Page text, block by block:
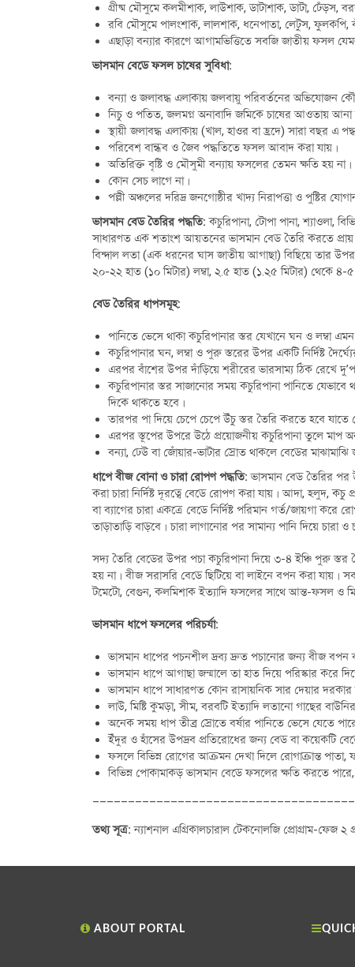
গ্রীষ্ম মৌসুমে কলমীশাক, লাউশাক, ডাটাশাক, ডাটা, ঢেঁড়স,
রবি মৌসুমে পালংশাক, লালশাক, ধনেপাতা, লেটুস, ফুলকপি,
এছাড়া বন্যার কারণে আগামভিত্তিতে সবজি জাতীয় ফসল
ভাসমান বেডে ফসল চাষের সুবিধা:
বন্যা ও জলাবদ্ধ এলাকায় জলবায়ু পরিবর্তনের অভিযোজন
নিচু ও পতিত, জলমগ্ন অনাবাদি জমিকে চাষের আওতায় আনা
স্থায়ী জলাবদ্ধ এলাকায় (খাল, হাওর বা হ্রদে) সারা বছর এ
পরিবেশ বান্ধব ও জৈব পদ্ধতিতে ফসল আবাদ করা যায়।
অতিরিক্ত বৃষ্টি ও মৌসুমী বন্যায় ফসলের তেমন ক্ষতি হয় না।
কোন সেচ লাগে না।
পল্লী অঞ্চলের দরিদ্র জনগোষ্ঠীর খাদ্য নিরাপত্তা ও পুষ্টির
ভাসমান বেড তৈরির পদ্ধতি:কচুরিপানা, টোপা পানা, শ্যাওলা,
সাধারণত এক শতাংশ আয়তনের ভাসমান বেড তৈরি করতে
বিন্দাল লতা (এক ধরনের ঘাস জাতীয় আগাছা) বিছিয়ে তার
২০-২২ হাত (১০ মিটার) লম্বা, ২.৫ হাত (১.২৫ মিটার) থেকে ৪-
বেড তৈরির ধাপসমূহ:
পানিতে ভেসে থাকা কচুরিপানার স্তর যেখানে ঘন ও লম্বা
কচুরিপানার ঘন, লম্বা ও পুরু স্তরের উপর একটি নির্দিষ্ট
এরপর বাঁশের উপর দাঁড়িয়ে শরীরের ভারসাম্য ঠিক রেখে
কচুরিপানার স্তর সাজানোর সময় কচুরিপানা পানিতে
দিকে থাকতে হবে।
তারপর পা দিয়ে চেপে চেপে উঁচু স্তর তৈরি করতে হবে যাতে
এরপর স্তূপের উপরে উঠে প্রয়োজনীয় কচুরিপানা তুলে মাপ
বন্যা, ঢেউ বা জোঁয়ার-ভাটার স্রোত থাকলে বেডের
ধাপে বীজ বোনা ও চারা রোপণ পদ্ধতি: ভাসমান বেড তৈরির পর
করা চারা নির্দিষ্ট দূরত্বে বেডে রোপণ করা যায়। আদা, হলুদ,
বা ব্যাগের চারা একত্রে বেডে নির্দিষ্ট পরিমান গর্ত/জায়গা
তাড়াতাড়ি বাড়বে। চারা লাগানোর পর সামান্য পানি দিয়ে
সদ্য তৈরি বেডের উপর পচা কচুরিপানা দিয়ে ৩-৪ ইঞ্চি পুরু স্তর
হয় না। বীজ সরাসরি বেডে ছিটিয়ে বা লাইনে বপন করা
টমেটো, বেগুন, কলমিশাক ইত্যাদি ফসলের সাথে আন্ত-ফসল ও
ভাসমান ধাপে ফসলের পরিচর্যা:
ভাসমান ধাপের পচনশীল দ্রব্য দ্রুত পচানোর জন্য বীজ বপন
ভাসমান ধাপে আগাছা জন্মালে তা হাত দিয়ে পরিস্কার করে
ভাসমান ধাপে সাধারণত কোন রাসায়নিক সার দেয়ার
লাউ, মিষ্টি কুমড়া, সীম, বরবটি ইত্যাদি লতানো গাছের
অনেক সময় ধাপ তীব্র স্রোতে বর্ষার পানিতে ভেসে যেতে
ইঁদুর ও হাঁসের উপদ্রব প্রতিরোধের জন্য বেড বা কয়েকটি
ফসলে বিভিন্ন রোগের আক্রমন দেখা দিলে রোগাক্রান্ত
বিভিন্ন পোকামাকড় ভাসমান বেডে ফসলের ক্ষতি করতে
তথ্য সূত্র: ন্যাশনাল এগ্রিকালচারাল টেকনোলজি প্রোগ্রাম-ফেজ ২
ABOUT PORTAL